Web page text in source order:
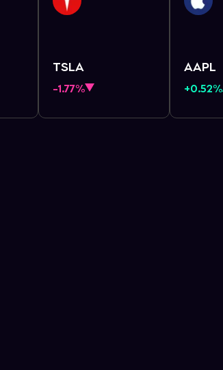
TSLA
-1.77%
AAPL
+0.52%